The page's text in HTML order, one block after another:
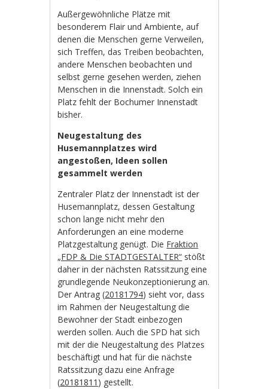
Außergewöhnliche Plätze mit
besonderem Flair und Ambiente, auf
denen die Menschen gerne Verweilen,
sich Treffen, das Treiben beobachten,
andere Menschen beobachten und
selbst gerne gesehen werden, ziehen
Menschen in die Innenstadt. Solch ein
Platz fehlt der Bochumer Innenstadt
bisher.
Neugestaltung des
Husemannplatzes wird
angestoßen, Ideen sollen
gesammelt werden
Zentraler Platz der Innenstadt ist der
Husemannplatz, dessen Gestaltung
schon lange nicht mehr den
Anforderungen an eine moderne
Platzgestaltung genügt. Die Fraktion
„FDP & Die STADTGESTALTER“ stößt
daher in der nächsten Ratssitzung eine
grundlegende Neukonzeptionierung an.
Der Antrag (20181794) sieht vor, dass
im Rahmen der Neugestaltung die
Bewohner der Stadt einbezogen
werden sollen. Auch die SPD hat sich
mit der die Neugestaltung des Platzes
beschäftigt und hat für die nächste
Ratssitzung dazu eine Anfrage
(20181811 ) gestellt.